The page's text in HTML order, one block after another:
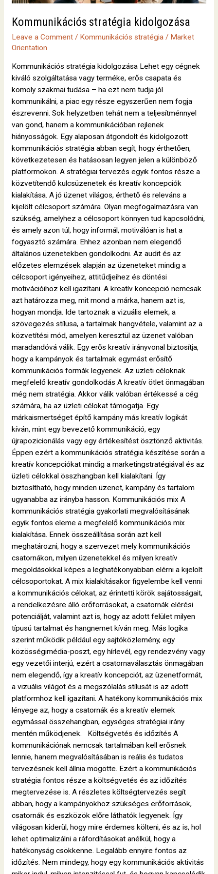
Kommunikációs stratégia kidolgozása
Leave a Comment / Kommunikációs stratégia/ Market
Orientation
Kommunikációs stratégia kidolgozása Lehet egy cégnek
kiváló szolgáltatása vagy terméke, erős csapata és
komoly szakmai tudása – ha ezt nem tudja jól
kommunikálni, a piac egy része egyszerűen nem fogja
észrevenni. Sok helyzetben tehát nem a teljesítménnyel
van gond, hanem a kommunikációban rejlenek
hiányosságok. Egy alaposan átgondolt és kidolgozott
kommunikációs stratégia abban segít, hogy érthetően,
következetesen és hatásosan legyen jelen a különböző
platformokon. A stratégiai tervezés egyik fontos része a
közvetítendő kulcsüzenetek és kreatív koncepciók
kialakítása. A jó üzenet világos, érthető és releváns a
kijelölt célcsoport számára. Olyan megfogalmazásra van
szükség, amelyhez a célcsoport könnyen tud kapcsolódni,
és amely azon túl, hogy informál, motiválóan is hat a
fogyasztó számára. Ehhez azonban nem elegendő
általános üzenetekben gondolkodni. Az audit és az
előzetes elemzések alapján az üzeneteket mindig a
célcsoport igényeihez, attitűdjeihez és döntési
motivációihoz kell igazítani. A kreatív koncepció nemcsak
azt határozza meg, mit mond a márka, hanem azt is,
hogyan mondja. Ide tartoznak a vizuális elemek, a
szövegezés stílusa, a tartalmak hangvétele, valamint az a
közvetítési mód, amelyen keresztül az üzenet valóban
maradandóvá válik. Egy erős kreatív irányvonal biztosítja,
hogy a kampányok és tartalmak egymást erősítő
kommunikációs formák legyenek. Az üzleti céloknak
megfelelő kreatív gondolkodás A kreatív ötlet önmagában
még nem stratégia. Akkor válik valóban értékessé a cég
számára, ha az üzleti célokat támogatja. Egy
márkaismertséget építő kampány más kreatív logikát
kíván, mint egy bevezető kommunikáció, egy
újrapozicionálás vagy egy értékesítést ösztönző aktivitás.
Éppen ezért a kommunikációs stratégia készítése során a
kreatív koncepciókat mindig a marketingstratégiával és az
üzleti célokkal összhangban kell kialakítani. Így
biztosítható, hogy minden üzenet, kampány és tartalom
ugyanabba az irányba hasson. Kommunikációs mix A
kommunikációs stratégia gyakorlati megvalósításának
egyik fontos eleme a megfelelő kommunikációs mix
kialakítása. Ennek összeállítása során azt kell
meghatározni, hogy a szervezet mely kommunikációs
csatornákon, milyen üzenetekkel és milyen kreatív
megoldásokkal képes a leghatékonyabban elérni a kijelölt
célcsoportokat. A mix kialakításakor figyelembe kell venni
a kommunikációs célokat, az érintetti körök sajátosságait,
a rendelkezésre álló erőforrásokat, a csatornák elérési
potenciálját, valamint azt is, hogy az adott felület milyen
típusú tartalmat és hangnemet kíván meg. Más logika
szerint működik például egy sajtóközlemény, egy
közösségimédia-poszt, egy hírlevél, egy rendezvény vagy
egy vezetői interjú, ezért a csatornaválasztás önmagában
nem elegendő, így a kreatív koncepciót, az üzenetformát,
a vizuális világot és a megszólalás stílusát is az adott
platformhoz kell igazítani. A hatékony kommunikációs mix
lényege az, hogy a csatornák és a kreatív elemek
egymással összehangban, egységes stratégiai irány
mentén működjenek. Költségvetés és időzítés A
kommunikációnak nemcsak tartalmában kell erősnek
lennie, hanem megvalósításában is reális és tudatos
tervezésnek kell állnia mögötte. Ezért a kommunikációs
stratégia fontos része a költségvetés és az időzítés
megtervezése is. A részletes költségtervezés segít
abban, hogy a kampányokhoz szükséges erőforrások,
csatornák és eszközök előre láthatók legyenek. Így
világosan kiderül, hogy mire érdemes költeni, és az is, hol
lehet optimalizálni a ráfordításokat anélkül, hogy a
hatékonyság csökkenne. Legalább ennyire fontos az
időzítés. Nem mindegy, hogy egy kommunikációs aktivitás